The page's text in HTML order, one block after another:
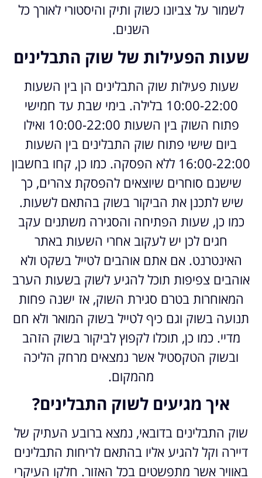
לשמור על צביונו כשוק ותיק והיסטורי לאורך כל
השנים.
שעות הפעילות של שוק התבלינים
שעות פעילות שוק התבלינים הן בין השעות
10:00-22:00 בלילה. בימי שבת עד חמישי
פתוח השוק בין השעות 10:00-22:00 ואילו
ביום שישי פתוח שוק התבלינים בין השעות
16:00-22:00 ללא הפסקה. כמו כן, קחו בחשבון
שישנם סוחרים שיוצאים להפסקת צהרים, כך
שיש לתכנן את הביקור בשוק בהתאם לשעות.
כמו כן, שעות הפתיחה והסגירה משתנים עקב
חגים לכן יש לעקוב אחרי השעות באתר
האינטרנט. אם אתם אוהבים לטייל בשקט ולא
אוהבים צפיפות תוכל להגיע לשוק בשעות הערב
המאוחרות בטרם סגירת השוק, אז ישנה פחות
תנועה בשוק וגם כיף לטייל בשוק המואר ולא חם
מדיי. כמו כן, תוכלו לקפוץ לביקור בשוק הזהב
ובשוק הטקסטיל אשר נמצאים מרחק הליכה
מהמקום.
איך מגיעים לשוק התבלינים?
שוק התבלינים בדובאי, נמצא ברובע העתיק של
דיירה וקל להגיע אליו בהתאם לריחות התבלינים
באוויר אשר מתפשטים בכל האזור. חלקו העיקרי